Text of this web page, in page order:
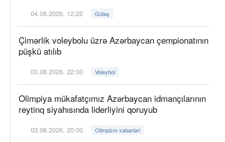
04.08.2026, 12:22 Güləş
Çimərlik voleybolu üzrə Azərbaycan çempionatının
püşkü atılıb
03.08.2026, 22:00 Voleybol
Olimpiya mükafatçımız Azərbaycan idmançılarının
reytinq siyahısında liderliyini qoruyub
03.08.2026, 20:00 Olimpizm xəbərləri